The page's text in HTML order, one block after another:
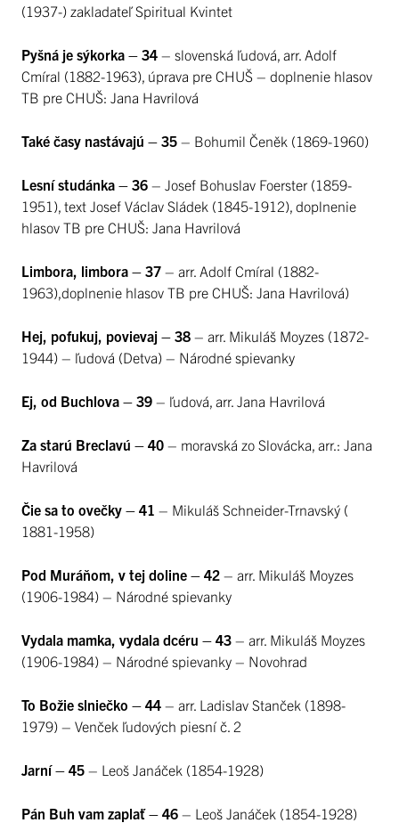
(1937-) zakladateľ Spiritual Kvintet
Pyšná je sýkorka – 34 – slovenská ľudová, arr. Adolf
Cmíral (1882-1963), úprava pre CHUŠ – doplnenie hlasov
TB pre CHUŠ: Jana Havrilová
Také časy nastávajú – 35 – Bohumil Čeněk (1869-1960)
Lesní studánka – 36 – Josef Bohuslav Foerster (1859-
1951), text Josef Václav Sládek (1845-1912), doplnenie
hlasov TB pre CHUŠ: Jana Havrilová
Limbora, limbora – 37 – arr. Adolf Cmíral (1882-
1963),doplnenie hlasov TB pre CHUŠ: Jana Havrilová)
Hej, pofukuj, povievaj – 38 – arr. Mikuláš Moyzes (1872-
1944) – ľudová (Detva) – Národné spievanky
Ej, od Buchlova – 39 – ľudová, arr. Jana Havrilová
Za starú Breclavú – 40 – moravská zo Slovácka, arr.: Jana
Havrilová
Čie sa to ovečky – 41 – Mikuláš Schneider-Trnavský (
1881-1958)
Pod Muráňom, v tej doline – 42 – arr. Mikuláš Moyzes
(1906-1984) – Národné spievanky
Vydala mamka, vydala dcéru – 43 – arr. Mikuláš Moyzes
(1906-1984) – Národné spievanky – Novohrad
To Božie slniečko – 44 – arr. Ladislav Stanček (1898-
1979) – Venček ľudových piesní č. 2
Jarní – 45 – Leoš Janáček (1854-1928)
Pán Buh vam zaplať – 46 – Leoš Janáček (1854-1928)